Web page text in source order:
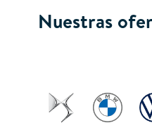
Nuestras